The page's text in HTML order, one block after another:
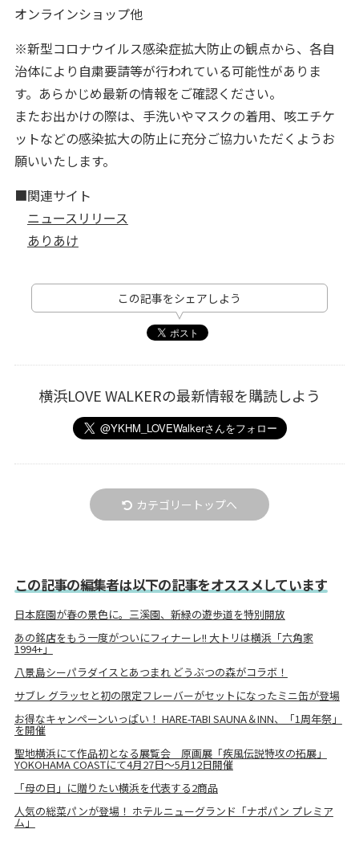
オンラインショップ他
※新型コロナウイルス感染症拡大防止の観点から、各自
治体により自粛要請等が行われている可能性がありま
す。あらかじめ最新の情報をご確認ください。
またお出かけの際は、手洗いやマスクの着用、咳エチケ
ットなどの感染拡大の防止に充分ご協力いただくようお
願いいたします。
■関連サイト
ニュースリリース
ありあけ
この記事をシェアしよう
横浜LOVE WALKERの最新情報を購読しよう
カテゴリートップへ
この記事の編集者は以下の記事をオススメしています
日本庭園が春の景色に。三溪園、新緑の遊歩道を特別開放
あの銘店をもう一度がついにフィナーレ!! 大トリは横浜「六角家
1994+」
八景島シーパラダイスとあつまれ どうぶつの森がコラボ！
サブレ グラッセと初の限定フレーバーがセットになったミニ缶が登場
お得なキャンペーンいっぱい！ HARE-TABI SAUNA＆INN、「1周年祭」
を開催
聖地横浜にて作品初となる展覧会 原画展「疾風伝説特攻の拓展」
YOKOHAMA COASTにて4月27日～5月12日開催
「母の日」に贈りたい横浜を代表する2商品
人気の総菜パンが登場！ ホテルニューグランド「ナポパン プレミア
ム」